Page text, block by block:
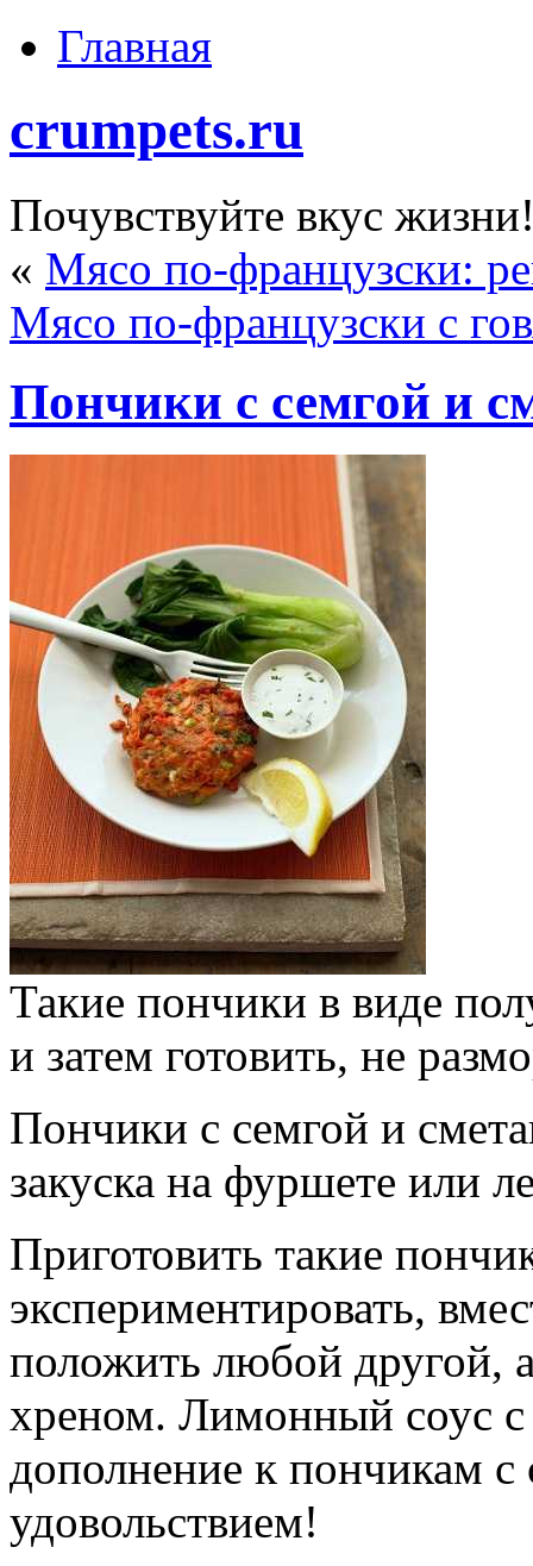
Главная
crumpets.ru
Почувствуйте вкус
« Мясо по-французски:
Мясо по-французски с
Пончики с семгой и
Такие пончики в виде
и затем готовить, не
Пончики с семгой и
закуска на фуршете или
Приготовить такие
экспериментировать,
положить любой другой,
хреном. Лимонный соус с
дополнение к пончикам с
удовольствием!